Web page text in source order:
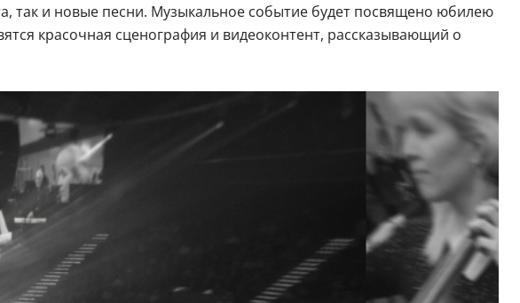
так и новые песни. Музыкальное событие будет посвящено юбилею
красочная сценография и видеоконтент, рассказывающий о